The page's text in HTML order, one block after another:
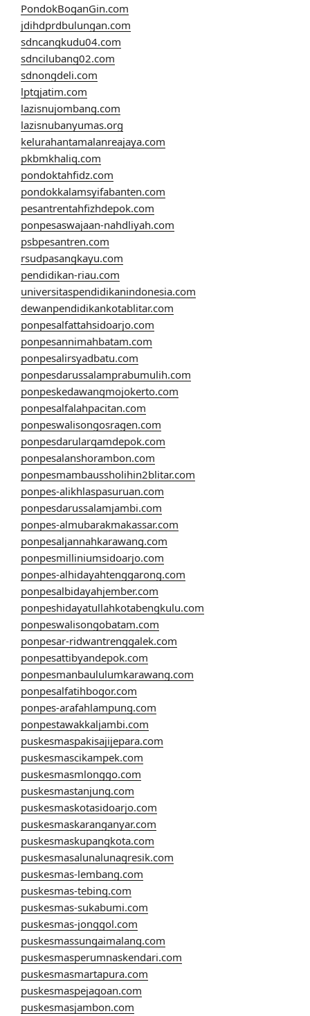
PondokBoganGin.com
jdihdprdbulungan.com
sdncangkudu04.com
sdncilubang02.com
sdnongdeli.com
lptqjatim.com
lazisnujombang.com
lazisnubanyumas.org
kelurahantamalanreajaya.com
pkbmkhaliq.com
pondoktahfidz.com
pondokkalamsyifabanten.com
pesantrentahfizhdepok.com
ponpesaswajaan-nahdliyah.com
psbpesantren.com
rsudpasangkayu.com
pendidikan-riau.com
universitaspendidikanindonesia.com
dewanpendidikankotablitar.com
ponpesalfattahsidoarjo.com
ponpesannimahbatam.com
ponpesalirsyadbatu.com
ponpesdarussalamprabumulih.com
ponpeskedawangmojokerto.com
ponpesalfalahpacitan.com
ponpeswalisongosragen.com
ponpesdarularqamdepok.com
ponpesalanshorambon.com
ponpesmambaussholihin2blitar.com
ponpes-alikhlaspasuruan.com
ponpesdarussalamjambi.com
ponpes-almubarakmakassar.com
ponpesaljannahkarawang.com
ponpesmilliniumsidoarjo.com
ponpes-alhidayahtenggarong.com
ponpesalbidayahjember.com
ponpeshidayatullahkotabengkulu.com
ponpeswalisongobatam.com
ponpesar-ridwantrenggalek.com
ponpesattibyandepok.com
ponpesmanbaululumkarawang.com
ponpesalfatihbogor.com
ponpes-arafahlampung.com
ponpestawakkaljambi.com
puskesmaspakisajijepara.com
puskesmascikampek.com
puskesmasmlonggo.com
puskesmastanjung.com
puskesmaskotasidoarjo.com
puskesmaskaranganyar.com
puskesmaskupangkota.com
puskesmasalunalunagresik.com
puskesmas-lembang.com
puskesmas-tebing.com
puskesmas-sukabumi.com
puskesmas-jonggol.com
puskesmassungaimalang.com
puskesmasperumnaskendari.com
puskesmasmartapura.com
puskesmaspejagoan.com
puskesmasjambon.com